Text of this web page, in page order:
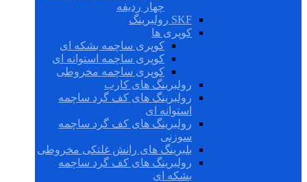
چهار ردیفه
SKF رولبرینگ
کوپری ها
کوپری ساچمه بشکه ای
کوپری ساچمه استوانه ای
کوپری ساچمه مخروطی
رولبرینگ های کارب
رولبرینگ های کف گرد ساچمه
استوانه ای
رولبرینگ های کف گرد ساچمه
سوزنی
بلبرینگ های رانش غلتکی مخروطی
رولبرینگ های کف گرد ساچمه
بشکه ای